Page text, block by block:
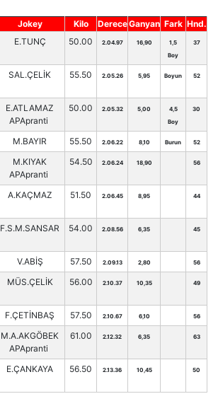
Jokey Kilo DereceGanyan Fark Hnd.
E.TUNÇ 50.00 2.04.97 16,90
1,5
Boy
37
SAL.ÇELİK 55.50 2.05.26 5,95 Boyun 52
E.ATLAMAZ
APApranti
50.00 2.05.32 5,00
4,5
Boy
30
M.BAYIR 55.50 2.06.22 8,10 Burun 52
M.KIYAK
APApranti
54.50 2.06.24 18,90 56
A.KAÇMAZ 51.50 2.06.45 8,95 44
F.S.M.SANSAR 54.00 2.08.56 6,35 45
V.ABİŞ 57.50 2.09.13 2,80 56
MÜS.ÇELİK 56.00 2.10.37 10,35 49
F.ÇETİNBAŞ 57.50 2.10.67 6,10 56
M.A.AKGÖBEK
APApranti
61.00 2.12.32 6,35 63
E.ÇANKAYA 56.50 2.13.36 10,45 50